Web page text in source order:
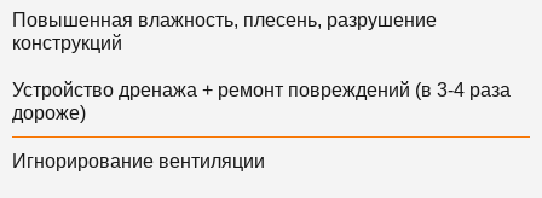
Повышенная влажность, плесень, разрушение
конструкций
Устройство дренажа + ремонт повреждений (в 3-4 раза
дороже)
Игнорирование вентиляции